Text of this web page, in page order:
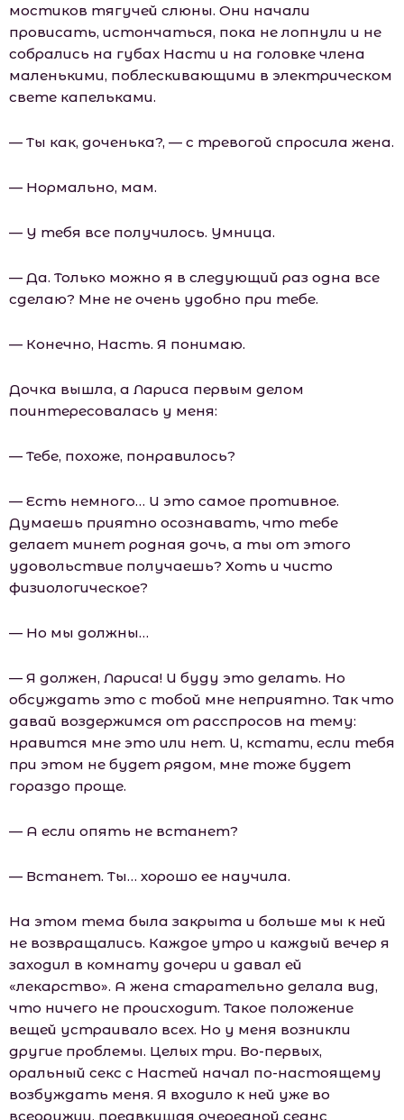
мостиков тягучей слюны. Они начали
провисать, истончаться, пока не лопнули и не
собрались на губах Насти и на головке члена
маленькими, поблескивающими в электрическом
свете капельками.
— Ты как, доченька?, — с тревогой спросила жена.
— Нормально, мам.
— У тебя все получилось. Умница.
— Да. Только можно я в следующий раз одна все
сделаю? Мне не очень удобно при тебе.
— Конечно, Насть. Я понимаю.
Дочка вышла, а Лариса первым делом
поинтересовалась у меня:
— Тебе, похоже, понравилось?
— Есть немного… И это самое противное.
Думаешь приятно осознавать, что тебе
делает минет родная дочь, а ты от этого
удовольствие получаешь? Хоть и чисто
физиологическое?
— Но мы должны…
— Я должен, Лариса! И буду это делать. Но
обсуждать это с тобой мне неприятно. Так что
давай воздержимся от расспросов на тему:
нравится мне это или нет. И, кстати, если тебя
при этом не будет рядом, мне тоже будет
гораздо проще.
— А если опять не встанет?
— Встанет. Ты… хорошо ее научила.
На этом тема была закрыта и больше мы к ней
не возвращались. Каждое утро и каждый вечер я
заходил в комнату дочери и давал ей
«лекарство». А жена старательно делала вид,
что ничего не происходит. Такое положение
вещей устраивало всех. Но у меня возникли
другие проблемы. Целых три. Во-первых,
оральный секс с Настей начал по-настоящему
возбуждать меня. Я входило к ней уже во
всеоружии, предвкушая очередной сеанс